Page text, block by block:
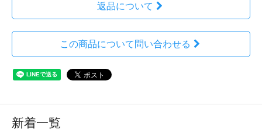
返品について
この商品について問い合わせる
新着一覧